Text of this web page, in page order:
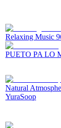
Relaxing Music
PUETO PA LO
Natural
YuraSoop